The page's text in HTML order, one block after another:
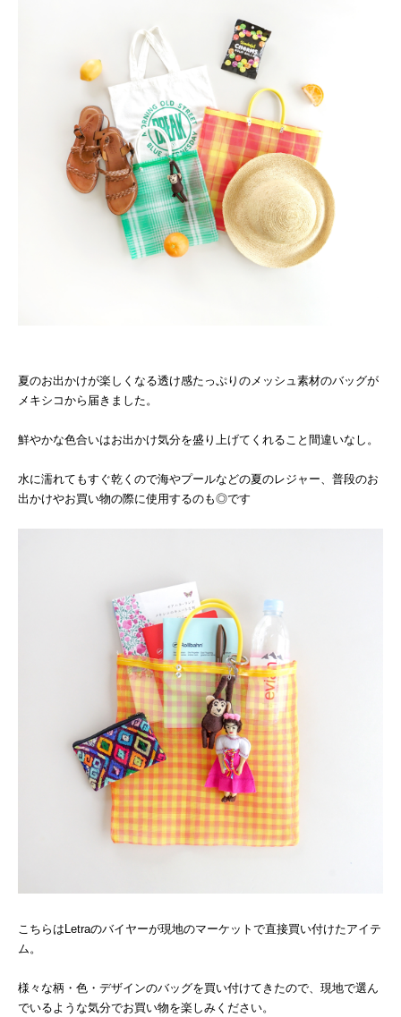
夏のお出かけが楽しくなる透け感たっぷりのメッシュ素材のバッグが
メキシコから届きました。
鮮やかな色合いはお出かけ気分を盛り上げてくれること間違いなし。
水に濡れてもすぐ乾くので海やプールなどの夏のレジャー、普段のお
出かけやお買い物の際に使用するのも◎です
こちらはLetraのバイヤーが現地のマーケットで直接買い付けたアイテ
ム。
様々な柄・色・デザインのバッグを買い付けてきたので、現地で選ん
でいるような気分でお買い物を楽しみください。